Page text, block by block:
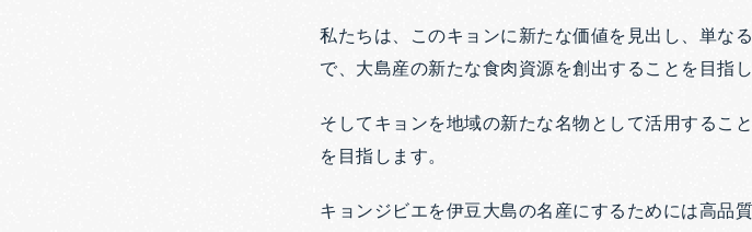
私たちは、このキョンに新たな価値を見出し、単な
で、大島産の新たな食肉資源を創出することを目指し
そしてキョンを地域の新たな名物として活用するこ
を目指します。
キョンジビエを伊豆大島の名産にするためには高品